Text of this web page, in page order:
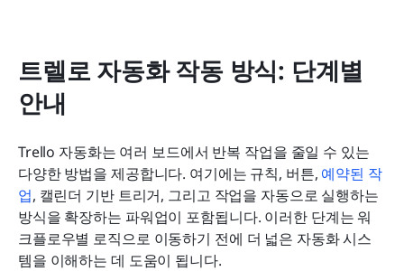
트렐로 자동화 작동 방식: 단계별
안내
Trello 자동화는 여러 보드에서 반복 작업을 줄일 수 있는
다양한 방법을 제공합니다. 여기에는 규칙, 버튼, 예약된 작
업, 캘린더 기반 트리거, 그리고 작업을 자동으로 실행하는
방식을 확장하는 파워업이 포함됩니다. 이러한 단계는 워
크플로우별 로직으로 이동하기 전에 더 넓은 자동화 시스
템을 이해하는 데 도움이 됩니다.